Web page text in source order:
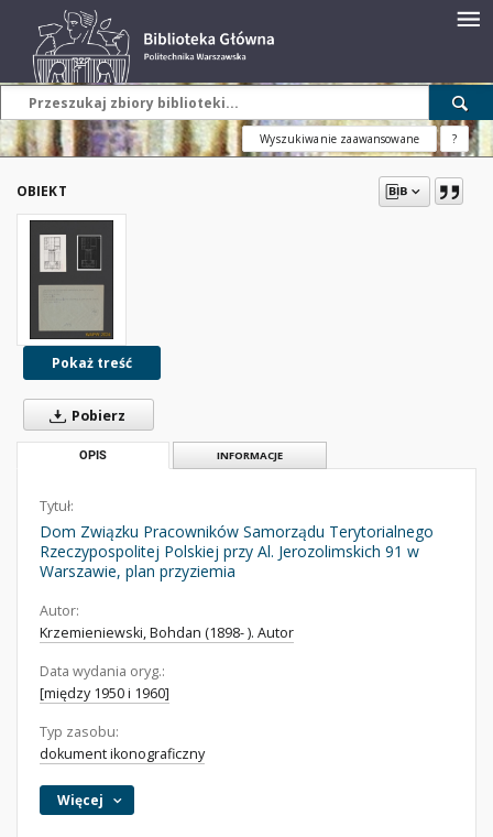
Wyszukiwanie zaawansowane ?
OBIEKT
Pokaż treść
Pobierz
OPIS INFORMACJE
Tytuł:
Dom Związku Pracowników Samorządu Terytorialnego
Rzeczypospolitej Polskiej przy Al. Jerozolimskich 91 w
Warszawie, plan przyziemia
Autor:
Krzemieniewski, Bohdan (1898- ). Autor
Data wydania oryg.:
[między 1950 i 1960]
Typ zasobu:
dokument ikonograficzny
Więcej